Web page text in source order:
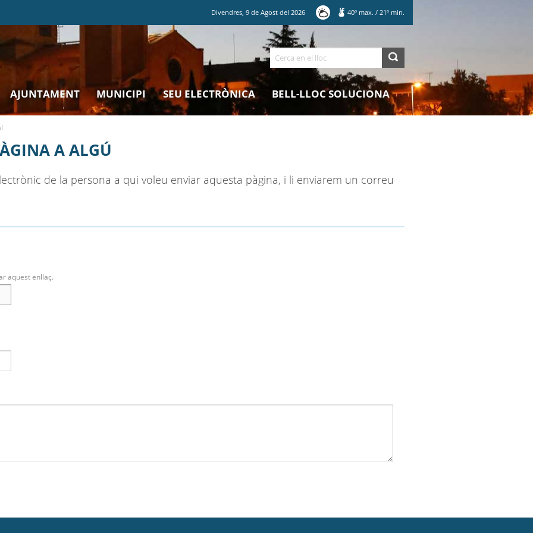
Divendres,9 deAgost del2026 40º max. / 21º min.
Cerca
AJUNTAMENT MUNICIPI SEU ELECTRÒNICA BELL-LLOC SOLUCIONA
A ALGÚ
de la persona a qui voleu enviar aquesta pàgina, i li enviarem un correu
aquest enllaç.